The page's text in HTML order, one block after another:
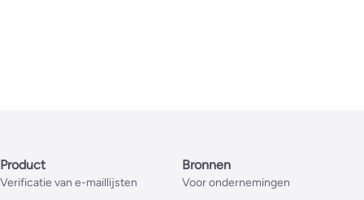
Product
Verificatie van e-maillijsten
Bronnen
Voor ondernemingen